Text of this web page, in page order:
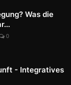
Was die
0
- Integratives